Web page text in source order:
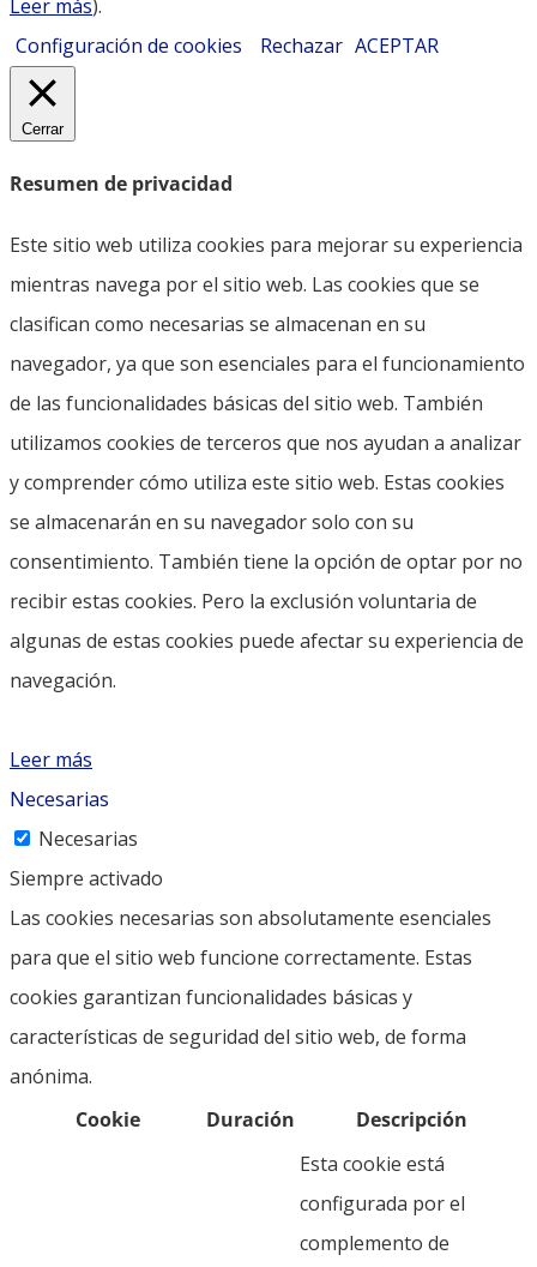
Leer más).
Configuración de cookies
Rechazar ACEPTAR
Cerrar
Resumen de privacidad
Este sitio web utiliza cookies para mejorar su experiencia
mientras navega por el sitio web. Las cookies que se
clasifican como necesarias se almacenan en su
navegador, ya que son esenciales para el funcionamiento
de las funcionalidades básicas del sitio web. También
utilizamos cookies de terceros que nos ayudan a analizar
y comprender cómo utiliza este sitio web. Estas cookies
se almacenarán en su navegador solo con su
consentimiento. También tiene la opción de optar por no
recibir estas cookies. Pero la exclusión voluntaria de
algunas de estas cookies puede afectar su experiencia de
navegación.
Leer más
Necesarias
Necesarias
Siempre activado
Las cookies necesarias son absolutamente esenciales
para que el sitio web funcione correctamente. Estas
cookies garantizan funcionalidades básicas y
características de seguridad del sitio web, de forma
anónima.
Cookie
Duración Descripción
Esta cookie está
configurada por el
complemento de